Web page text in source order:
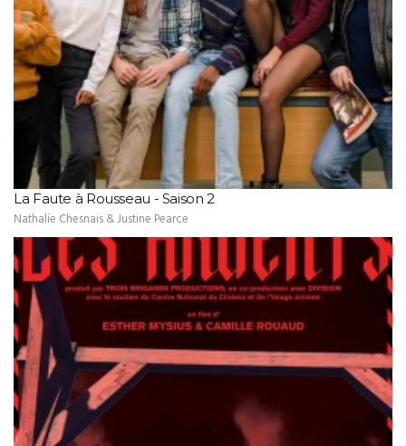
La Faute à Rousseau - Saison 2
Nathalie Chesnais & Justine Pearce